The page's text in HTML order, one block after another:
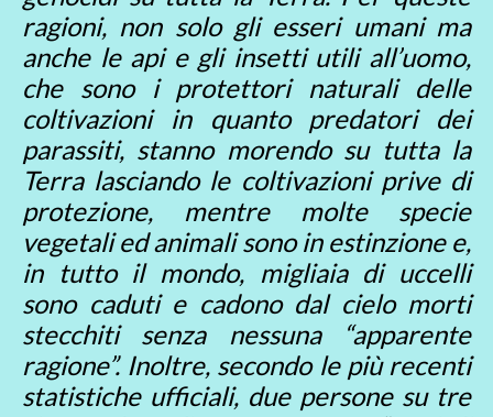
ragioni, non solo gli esseri umani ma
anche le api e gli insetti utili all’uomo,
che sono i protettori naturali delle
coltivazioni in quanto predatori dei
parassiti, stanno morendo su tutta la
Terra lasciando le coltivazioni prive di
protezione, mentre molte specie
vegetali ed animali sono in estinzione e,
in tutto il mondo, migliaia di uccelli
sono caduti e cadono dal cielo morti
stecchiti senza nessuna “apparente
ragione”. Inoltre, secondo le più recenti
statistiche ufficiali, due persone su tre